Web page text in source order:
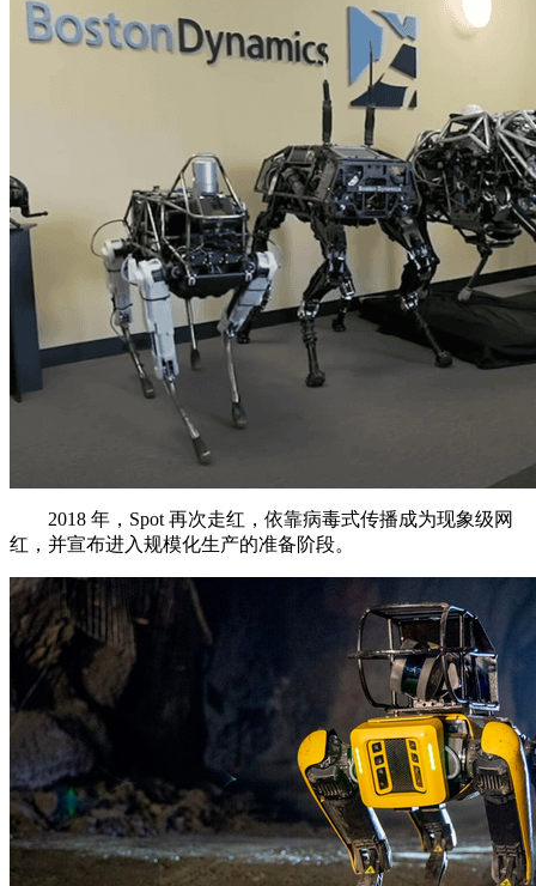
2018 年，Spot 再次走红，依靠病毒式传播成为现象级网
红，并宣布进入规模化生产的准备阶段。